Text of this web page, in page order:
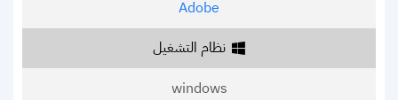
Adobe
نظام التشغيل
windows